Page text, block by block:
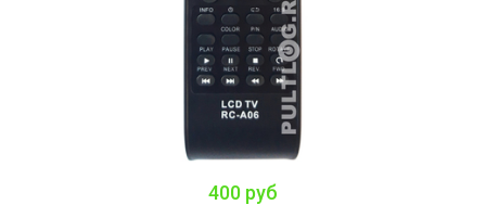
400 руб